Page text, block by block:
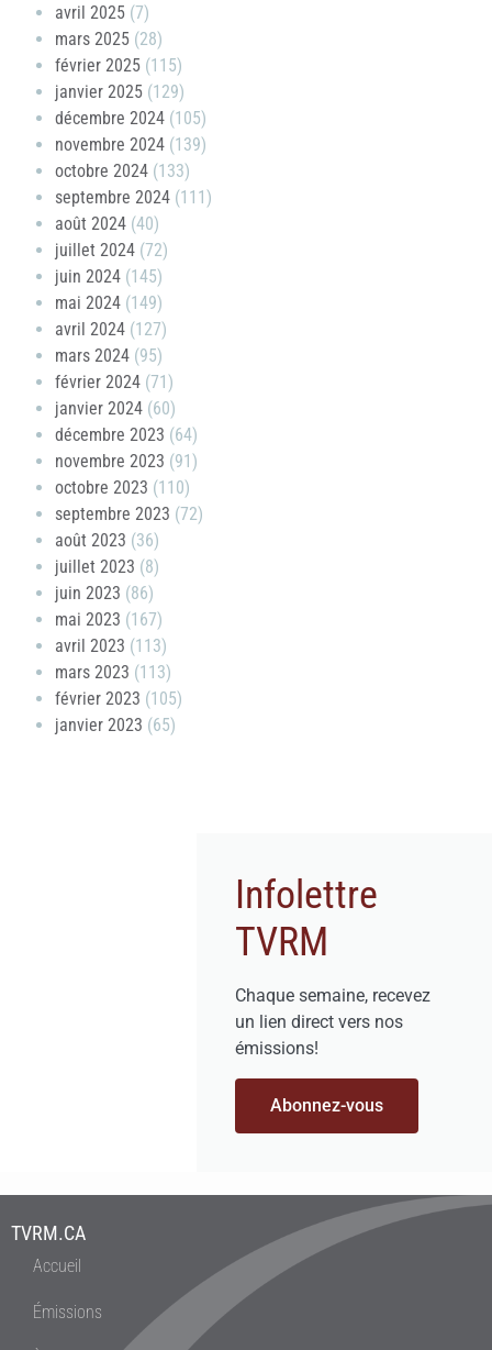
avril 2025 (7)
mars 2025 (28)
février 2025 (115)
janvier 2025 (129)
décembre 2024 (105)
novembre 2024 (139)
octobre 2024 (133)
septembre 2024 (111)
août 2024 (40)
juillet 2024 (72)
juin 2024 (145)
mai 2024 (149)
avril 2024 (127)
mars 2024 (95)
février 2024 (71)
janvier 2024 (60)
décembre 2023 (64)
novembre 2023 (91)
octobre 2023 (110)
septembre 2023 (72)
août 2023 (36)
juillet 2023 (8)
juin 2023 (86)
mai 2023 (167)
avril 2023 (113)
mars 2023 (113)
février 2023 (105)
janvier 2023 (65)
Infolettre
TVRM
Chaque semaine, recevez
un lien direct vers nos
émissions!
Abonnez-vous
TVRM.CA
Accueil
Émissions